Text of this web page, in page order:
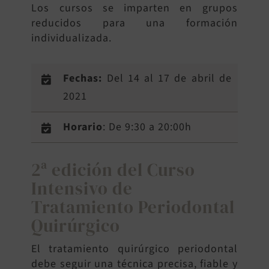
Los cursos se imparten en grupos
reducidos para una formación
individualizada.
Fechas: Del 14 al 17 de abril de
2021
Horario: De 9:30 a 20:00h
2ª edición del Curso
Intensivo de
Tratamiento Periodontal
Quirúrgico
El tratamiento quirúrgico periodontal
debe seguir una técnica precisa, fiable y